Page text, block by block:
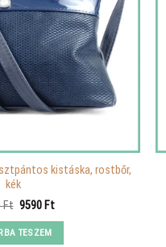
kistáska, rostbőr,
kék
Ft Original
was:
12790 Ft.
9590 FtCurrent
TESZEM